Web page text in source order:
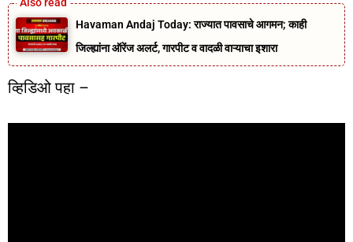
Havaman Andaj Today: राज्यात पावसाचे आगमन; काही
जिल्ह्यांना ऑरेंज अलर्ट, गारपीट व वादळी वाऱ्याचा इशारा
व्हिडिओ पहा –